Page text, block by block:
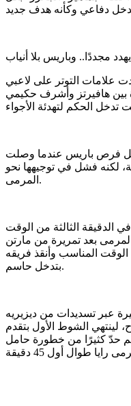
مجددًا.. وباريس بلا أنياب
علامات التوتر على لاعبي
هافيرتز وأشرف حكيمي
من أفضل فرص باريس عندما وصلت
لكنه فشل في توجيهها نحو
المرمى.
الدقيقة الثالثة من الوقت
بعد تمريرة من مارتن
الوقت المناسب وأنقذ فريقه
بتدخل حاسم.
عبر تسديدات من ديزيريه
لينتهي الشوط الأول بتقدم
منظم حدّ كثيرًا من خطورة حامل